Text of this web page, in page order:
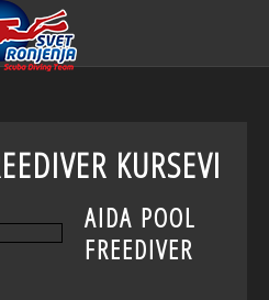
KURSEVI
AIDA POOL
FREEDIVER